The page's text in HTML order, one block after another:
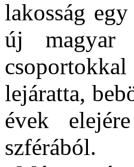
lakosság
új magyar
lejáratta,
évek
szférából.